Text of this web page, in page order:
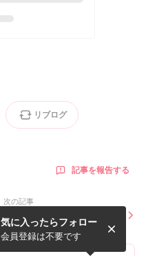
リブログ
記事を報告する
次の記事
気に入ったらフォロー
会員登録は不要です